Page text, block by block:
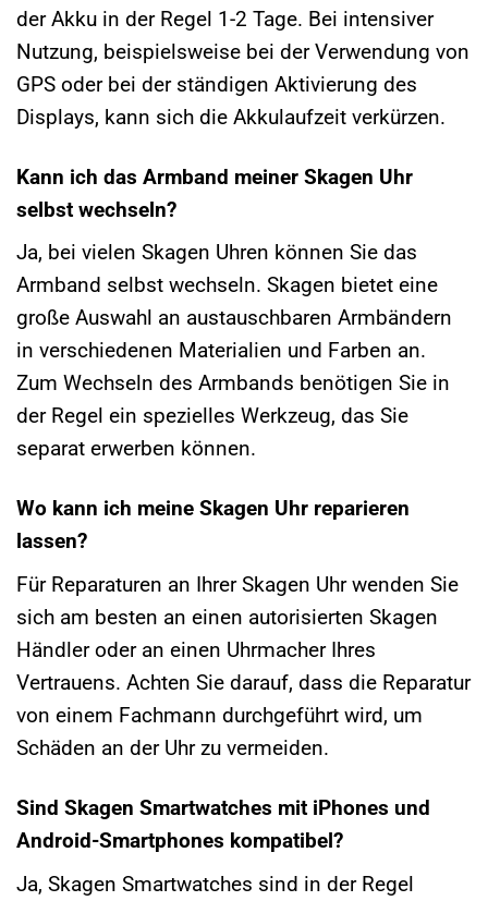
der Akku in der Regel 1-2 Tage. Bei intensiver
Nutzung, beispielsweise bei der Verwendung von
GPS oder bei der ständigen Aktivierung des
Displays, kann sich die Akkulaufzeit verkürzen.
Kann ich das Armband meiner Skagen Uhr
selbst wechseln?
Ja, bei vielen Skagen Uhren können Sie das
Armband selbst wechseln. Skagen bietet eine
große Auswahl an austauschbaren Armbändern
in verschiedenen Materialien und Farben an.
Zum Wechseln des Armbands benötigen Sie in
der Regel ein spezielles Werkzeug, das Sie
separat erwerben können.
Wo kann ich meine Skagen Uhr reparieren
lassen?
Für Reparaturen an Ihrer Skagen Uhr wenden Sie
sich am besten an einen autorisierten Skagen
Händler oder an einen Uhrmacher Ihres
Vertrauens. Achten Sie darauf, dass die Reparatur
von einem Fachmann durchgeführt wird, um
Schäden an der Uhr zu vermeiden.
Sind Skagen Smartwatches mit iPhones und
Android-Smartphones kompatibel?
Ja, Skagen Smartwatches sind in der Regel